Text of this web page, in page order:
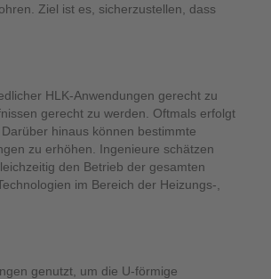
Ziel ist es, sicherzustellen, dass
HLK-Anwendungen gerecht zu
gerecht zu werden. Oftmals erfolgt
hinaus können bestimmte
zu erhöhen. Ingenieure schätzen
den Betrieb der gesamten
im Bereich der Heizungs-,
genutzt, um die U-förmige